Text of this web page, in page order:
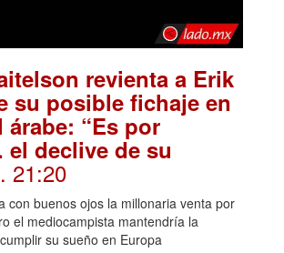
revienta a Erik
su posible fichaje en
“Es por
el declive de su
. 21:20
con buenos ojos la millonaria venta por
el mediocampista mantendría la
su sueño en Europa